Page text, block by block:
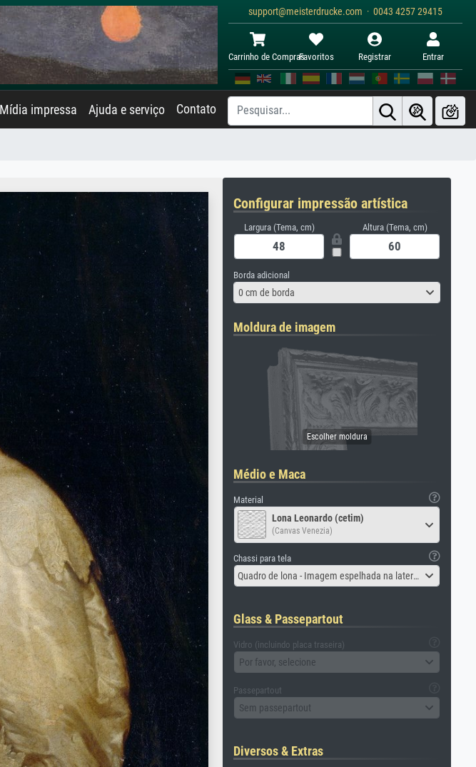
support@meisterdrucke.com · 0043 4257 29415
Carrinho de ComprasFavoritos Registrar Entrar
Mídia impressa Ajuda e serviço Contato
Configurar impressão artística
Largura (Tema, cm) Altura (Tema, cm)
Borda adicional
0 cm de borda
Moldura de imagem
Médio e Maca
Material
Lona Leonardo (cetim)
(Canvas Venezia)
Chassi para tela
Quadro de lona - Imagem espelhada na lateral
Glass & Passepartout
Vidro (incluindo placa traseira)
Por favor, selecione
Passepartout
Sem passepartout
Diversos & Extras